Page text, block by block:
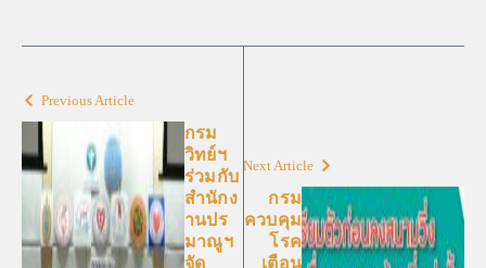
Previous Article
กรม
วิทย์ฯ
ร่วมกับ
สำนักง
านปร
มาณูฯ
จัด
Next Article
กรม
ควบคุม
โรค
เตือน